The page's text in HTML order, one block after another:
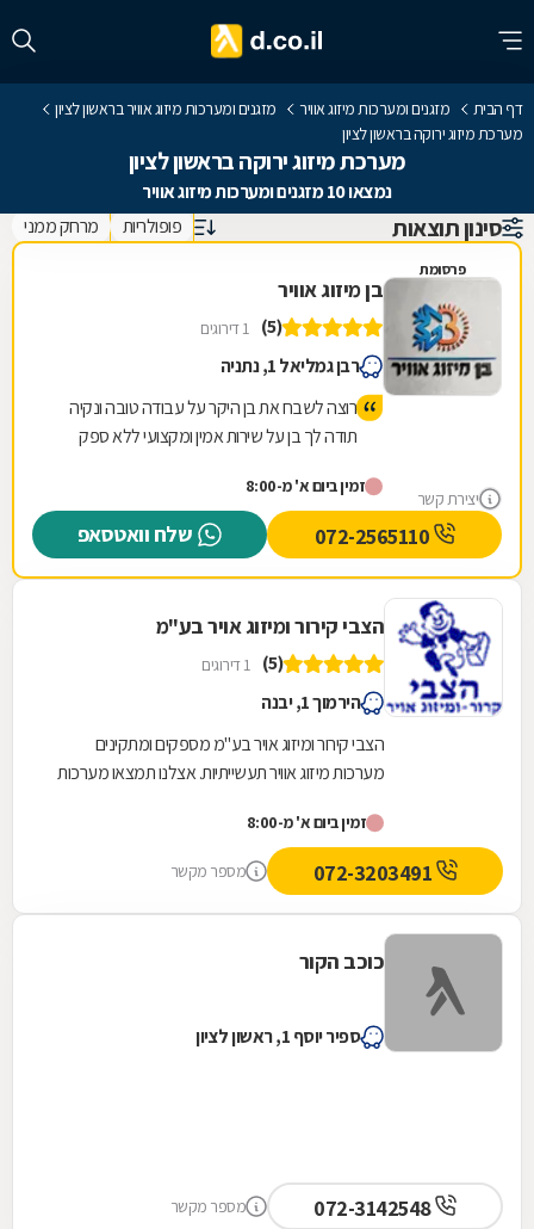
דף הבית מזגנים ומערכות מיזוג אוויר
מזגנים ומערכות מיזוג אוויר בראשון לציון
מערכת מיזוג ירוקה בראשון לציון
מערכת מיזוג ירוקה בראשון לציון
נמצאו 10 מזגנים ומערכות מיזוג אוויר
סינון תוצאות פופולריות מרחק ממני
פרסומת
יצירת קשר
בן מיזוג אוויר
(5) 1 דירוגים
רבן גמליאל 1, נתניה
רוצה לשבח את בן היקר על עבודה טובה ונקיה
תודה לך בן על שירות אמין ומקצועי ללא ספק
זמין ביום א' מ-8:00
שלח וואטסאפ
הצבי קירור ומיזוג אויר בע"מ
(5) 1 דירוגים
הירמוך 1, יבנה
הצבי קירור ומיזוג אויר בע"מ מספקים ומתקינים
מערכות מיזוג אוויר תעשייתיות. אצלנו תמצאו מערכות
זמין ביום א' מ-8:00
מספר מקשר
כוכב הקור
ספיר יוסף 1, ראשון לציון
072-3142548 מספר מקשר